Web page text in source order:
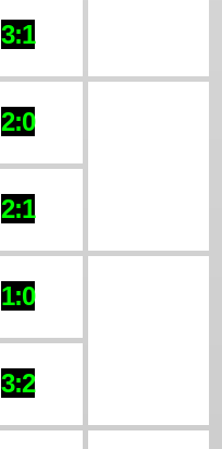
3:1
2:0
2:1
1:0
3:2